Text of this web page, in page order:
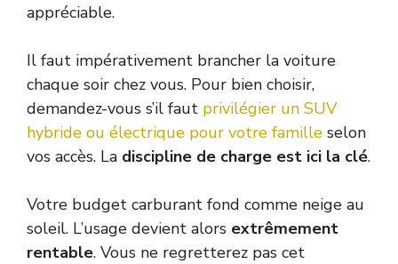
appréciable.
Il faut impérativement brancher la voiture
chaque soir chez vous. Pour bien choisir,
demandez-vous s’il faut privilégier un SUV
hybride ou électrique pour votre famille selon
vos accès. La discipline de charge est ici la clé.
Votre budget carburant fond comme neige au
soleil. L’usage devient alors extrêmement
rentable. Vous ne regretterez pas cet